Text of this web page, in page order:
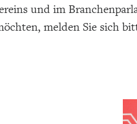
und im
melden Sie sich